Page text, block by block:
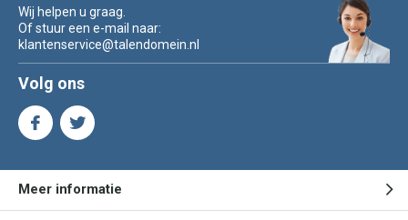
Wij helpen u graag.
Of stuur een e-mail naar:
klantenservice@talendomein.nl
Volg ons
Meer informatie